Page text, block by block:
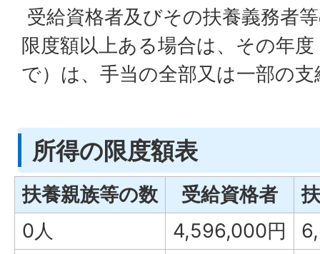
受給資格者及びその扶養義務者
限度額以上ある場合は、その年
で）は、手当の全部又は一部の
所得の限度額表
扶養親族等の数 受給資格者
0人
4,596,000円